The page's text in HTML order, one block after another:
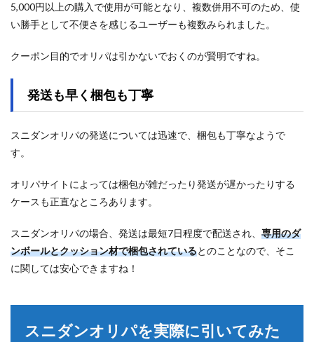
5,000円以上の購入で使用が可能となり、複数併用不可のため、使
い勝手として不便さを感じるユーザーも複数みられました。
クーポン目的でオリパは引かないでおくのが賢明ですね。
発送も早く梱包も丁寧
スニダンオリパの発送については迅速で、梱包も丁寧なようで
す。
オリパサイトによっては梱包が雑だったり発送が遅かったりする
ケースも正直なところあります。
スニダンオリパの場合、発送は最短7日程度で配送され、 専用のダ
ンボールとクッション材で梱包されているとのことなので、そこ
に関しては安心できますね！
スニダンオリパを実際に引いてみた